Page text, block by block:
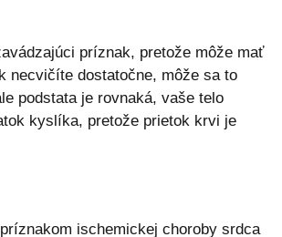
príznak, pretože môže mať
necvičíte dostatočne, môže sa to
podstata je rovnaká, vaše telo
kyslíka, pretože prietok krvi je
ischemickej choroby srdca